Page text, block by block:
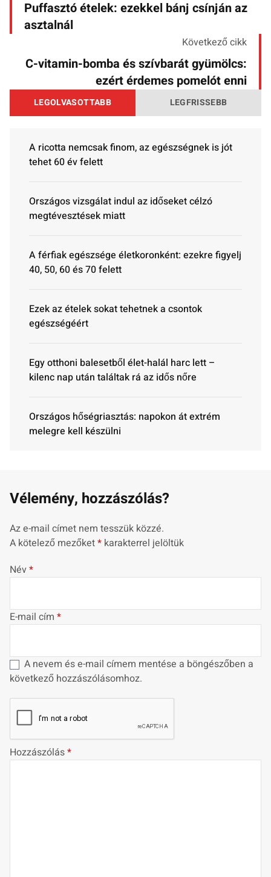
Puffasztó ételek: ezekkel bánj csínján az
asztalnál
Következő cikk
C-vitamin-bomba és szívbarát gyümölcs:
ezért érdemes pomelót enni
LEGOLVASOTTABB LEGFRISSEBB
A ricotta nemcsak finom, az egészségnek is jót
tehet 60 év felett
Országos vizsgálat indul az időseket célzó
megtévesztések miatt
A férfiak egészsége életkoronként: ezekre figyelj
40, 50, 60 és 70 felett
Ezek az ételek sokat tehetnek a csontok
egészségéért
Egy otthoni balesetből élet-halál harc lett –
kilenc nap után találtak rá az idős nőre
Országos hőségriasztás: napokon át extrém
melegre kell készülni
Vélemény, hozzászólás?
Az e-mail címet nem tesszük közzé.
A kötelező mezőket* karakterrel jelöltük
Név*
E-mail cím *
A nevem és e-mail címem mentése a böngészőben a
következő hozzászólásomhoz.
Hozzászólás*